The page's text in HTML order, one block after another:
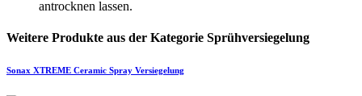
antrocknen lassen.
Weitere Produkte aus der Kategorie Sprühversiegelung
Sonax XTREME Ceramic Spray Versiegelung